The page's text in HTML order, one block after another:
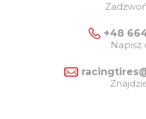
+48
Napisz